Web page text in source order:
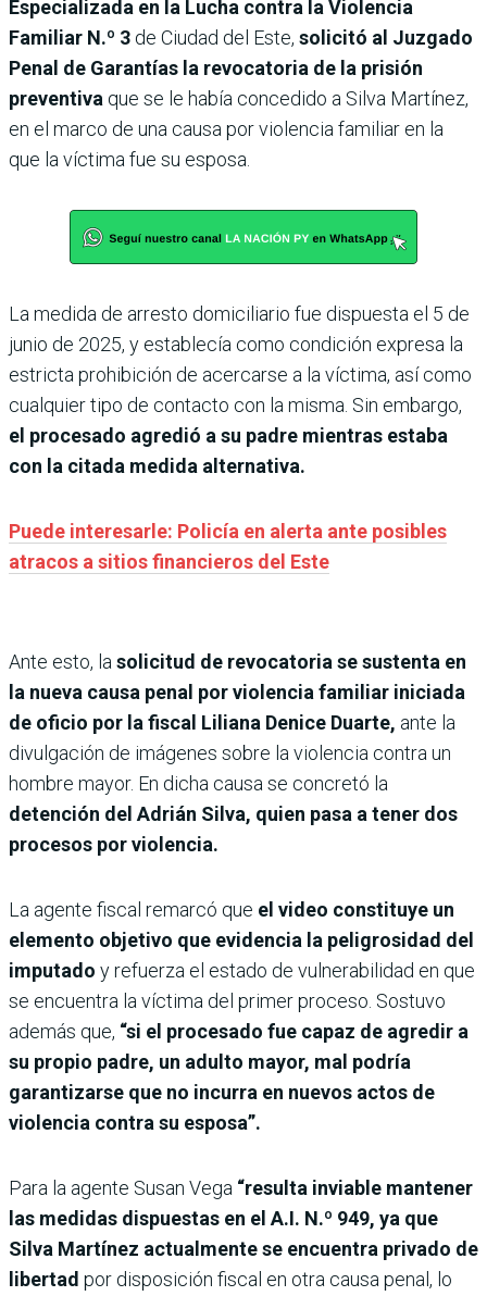
Especializada en la Lucha contra la Violencia
Familiar N.º 3 de Ciudad del Este, solicitó al Juzgado
Penal de Garantías la revocatoria de la prisión
preventiva que se le había concedido a Silva Martínez,
en el marco de una causa por violencia familiar en la
que la víctima fue su esposa.
La medida de arresto domiciliario fue dispuesta el 5 de
junio de 2025, y establecía como condición expresa la
estricta prohibición de acercarse a la víctima, así como
cualquier tipo de contacto con la misma. Sin embargo,
el procesado agredió a su padre mientras estaba
con la citada medida alternativa.
Puede interesarle: Policía en alerta ante posibles
atracos a sitios financieros del Este
Ante esto, la solicitud de revocatoria se sustenta en
la nueva causa penal por violencia familiar iniciada
de oficio por la fiscal Liliana Denice Duarte, ante la
divulgación de imágenes sobre la violencia contra un
hombre mayor. En dicha causa se concretó la
detención del Adrián Silva, quien pasa a tener dos
procesos por violencia.
La agente fiscal remarcó que el video constituye un
elemento objetivo que evidencia la peligrosidad del
imputado y refuerza el estado de vulnerabilidad en que
se encuentra la víctima del primer proceso. Sostuvo
además que, “si el procesado fue capaz de agredir a
su propio padre, un adulto mayor, mal podría
garantizarse que no incurra en nuevos actos de
violencia contra su esposa”.
Para la agente Susan Vega “resulta inviable mantener
las medidas dispuestas en el A.I. N.º 949, ya que
Silva Martínez actualmente se encuentra privado de
libertad por disposición fiscal en otra causa penal, lo